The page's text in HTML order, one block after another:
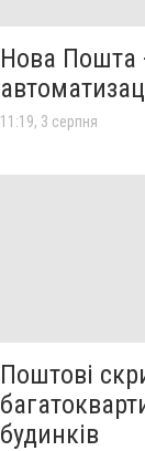
Нова Пошта
11:19, 3 серпня
Поштові
будинків